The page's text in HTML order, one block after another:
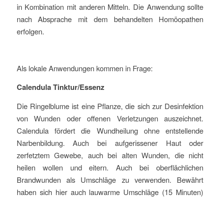
in Kombination mit anderen Mitteln. Die Anwendung sollte
nach Absprache mit dem behandelten Homöopathen
erfolgen.
Als lokale Anwendungen kommen in Frage:
Calendula Tinktur/Essenz
Die Ringelblume ist eine Pflanze, die sich zur Desinfektion
von Wunden oder offenen Verletzungen auszeichnet.
Calendula fördert die Wundheilung ohne entstellende
Narbenbildung. Auch bei aufgerissener Haut oder
zerfetztem Gewebe, auch bei alten Wunden, die nicht
heilen wollen und eitern. Auch bei oberflächlichen
Brandwunden als Umschläge zu verwenden. Bewährt
haben sich hier auch lauwarme Umschläge (15 Minuten)